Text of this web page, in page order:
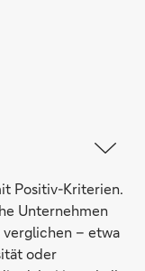
Positiv-Kriterien.
Unternehmen
– etwa
oder